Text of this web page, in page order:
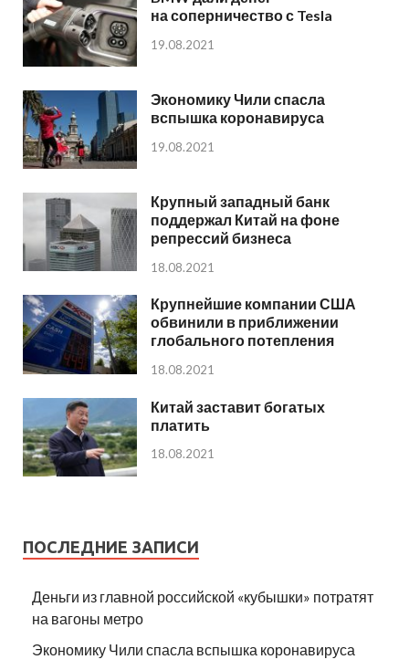
на соперничество с Tesla
19.08.2021
Экономику Чили спасла
вспышка коронавируса
19.08.2021
Крупный западный банк
поддержал Китай на фоне
репрессий бизнеса
18.08.2021
Крупнейшие компании США
обвинили в приближении
глобального потепления
18.08.2021
Китай заставит богатых
платить
18.08.2021
ПОСЛЕДНИЕ ЗАПИСИ
Деньги из главной российской «кубышки» потратят
на вагоны метро
Экономику Чили спасла вспышка коронавируса